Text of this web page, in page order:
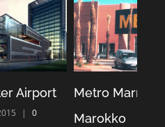
Metro Marrakech,
Marokko